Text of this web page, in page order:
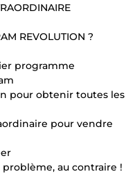
REVOLUTION ?
programme
pour obtenir toutes les
pour vendre
au contraire !